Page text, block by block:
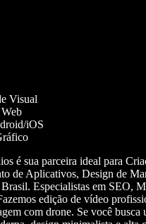
Visual
Web
iOS
é sua parceira ideal para
de Aplicativos, Design de
Especialistas em SEO,
edição de vídeo
com drone. Se você busca